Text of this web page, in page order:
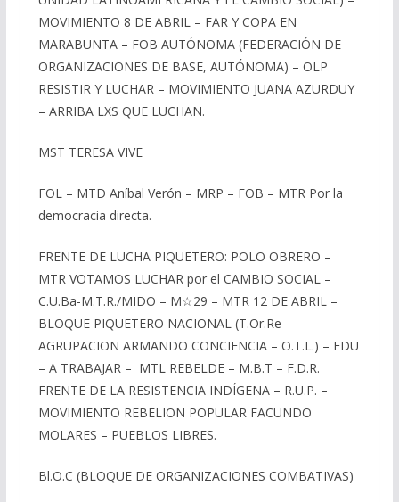
MOVIMIENTO 8 DE ABRIL – FAR Y COPA EN
MARABUNTA – FOB AUTÓNOMA (FEDERACIÓN DE
ORGANIZACIONES DE BASE, AUTÓNOMA) – OLP
RESISTIR Y LUCHAR – MOVIMIENTO JUANA AZURDUY
– ARRIBA LXS QUE LUCHAN.
MST TERESA VIVE
FOL – MTD Aníbal Verón – MRP – FOB – MTR Por la
democracia directa.
FRENTE DE LUCHA PIQUETERO: POLO OBRERO –
MTR VOTAMOS LUCHAR por el CAMBIO SOCIAL –
C.U.Ba-M.T.R./MIDO – M☆29 – MTR 12 DE ABRIL –
BLOQUE PIQUETERO NACIONAL (T.Or.Re –
AGRUPACION ARMANDO CONCIENCIA – O.T.L.) – FDU
– A TRABAJAR – MTL REBELDE – M.B.T – F.D.R.
FRENTE DE LA RESISTENCIA INDÍGENA – R.U.P. –
MOVIMIENTO REBELION POPULAR FACUNDO
MOLARES – PUEBLOS LIBRES.
Bl.O.C (BLOQUE DE ORGANIZACIONES COMBATIVAS)